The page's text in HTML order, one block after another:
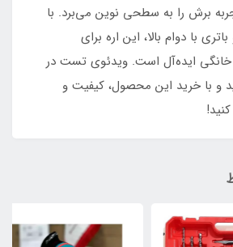
برش را به سطحی نوین می‌برد. با
با دوام بالا، این اره برای
خانگی ایده‌آل است. ویدئوی تست در
و با خرید این محصول، کیفیت و